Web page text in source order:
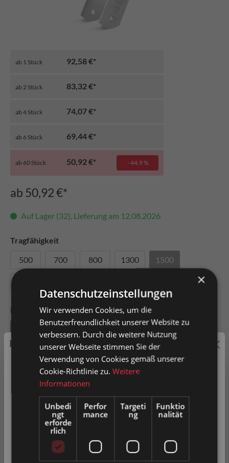
ab 50,92 €*
Auf Lager (32), Lieferung am 12.08.2026
Tragfähigkeit
500
700 800 1300 1500
Befestigungstyp
Befestigungsplatte
Artikel-Nr.0019246
ab 1 Stück 92,58 €*
ab 2 Stück 83,32 €*
ab 4 Stück 74,07 €*
ab 6 Stück 69,44 €*
ab 60 Stück 50,92 €* - 44.9 %
Preisauszeichnung
Privatkunden können Preise mit MwSt. (brutto) und
Geschäftskunden Preise ohne MwSt. (netto) angezeigt
werden.
Bitte wählen Sie Ihre bevorzugte Einstellung:
Privatkunde
×
Datenschutzeinstellungen
Wir verwenden Cookies, um die
Benutzerfreundlichkeit unserer Website zu
verbessern. Durch die weitere Nutzung
unserer Webseite stimmen Sie der
Verwendung von Cookies gemäß unserer
Cookie-Richtlinie zu.Weitere
Informationen
Unbedi
ngt
erforde
rlich
Perfor
mance
Targeti
ng
Funktio
nalität